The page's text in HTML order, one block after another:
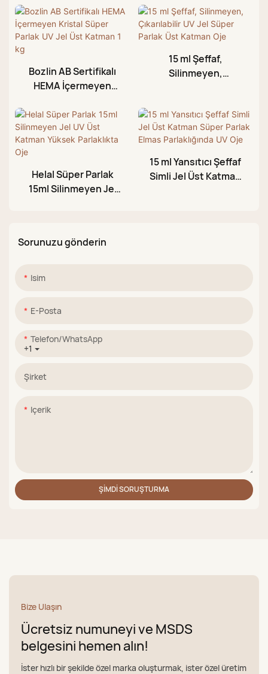
Bozlin AB Sertifikalı
HEMA İçermeyen
UV Jel Üst Katman 1
kg
15 ml Şeffaf,
Silinmeyen,
Katman Oje
Helal Süper Parlak
15ml Silinmeyen Jel
15 ml Yansıtıcı Şeffaf
Simli Jel Üst Katman
Sorunuzu gönderin
Isim
E-Posta
+1
Telefon/WhatsApp
Şirket
Içerik
ŞIMDI SORUŞTURMA
Bize Ulaşın
Ücretsiz numuneyi ve MSDS
belgesini hemen alın!
İster hızlı bir şekilde özel marka oluşturmak, ister özel üretim